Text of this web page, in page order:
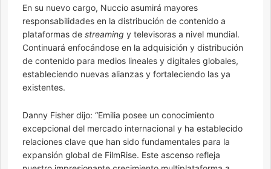
En su nuevo cargo, Nuccio asumirá mayores
responsabilidades en la distribución de contenido a
plataformas de streaming y televisoras a nivel mundial.
Continuará enfocándose en la adquisición y distribución
de contenido para medios lineales y digitales globales,
estableciendo nuevas alianzas y fortaleciendo las ya
existentes.
Danny Fisher dijo: “Emilia posee un conocimiento
excepcional del mercado internacional y ha establecido
relaciones clave que han sido fundamentales para la
expansión global de FilmRise. Este ascenso refleja